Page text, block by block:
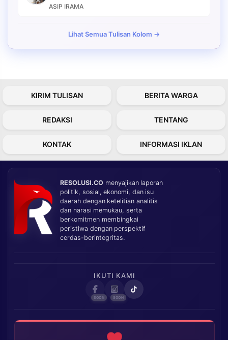
ASIP IRAMA
Lihat Semua Tulisan Kolom →
KIRIM TULISAN BERITA WARGA
REDAKSI TENTANG
KONTAK INFORMASI IKLAN
RESOLUSI.CO menyajikan laporan
politik, sosial, ekonomi, dan isu
daerah dengan ketelitian analitis
dan narasi memukau, serta
berkomitmen membingkai
peristiwa dengan perspektif
cerdas-berintegritas.
IKUTI KAMI